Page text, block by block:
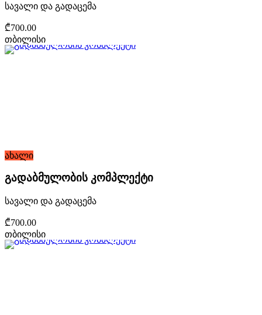
სავალი და გადაცემა
₾700.00
თბილისი
ახალი
გადაბმულობის კომპლექტი
სავალი და გადაცემა
₾700.00
თბილისი